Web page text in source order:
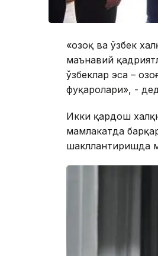
«Қозоқ ва ўзбек
маънавий
ўзбеклар эса –
фуқаролари», -
Икки қардош
мамлакатда
шакллантиришда